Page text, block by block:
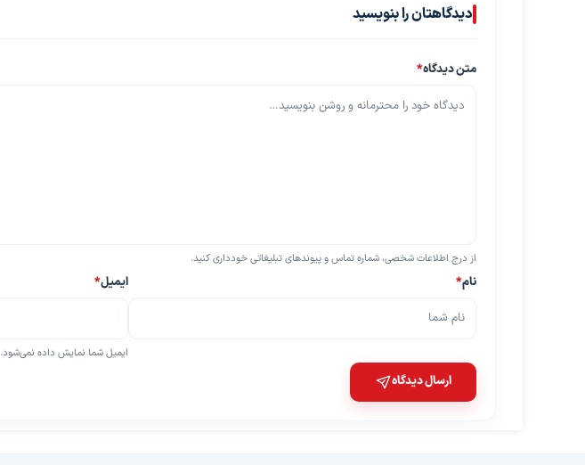
دیدگاهتان را بنویسید
متن دیدگاه*
از درج اطلاعات شخصی، شماره تماس و پیوندهای تبلیغاتی خودداری کنید.
نام* ایمیل*
ایمیل شما نمایش داده نمی‌شود.
ارسال دیدگاه